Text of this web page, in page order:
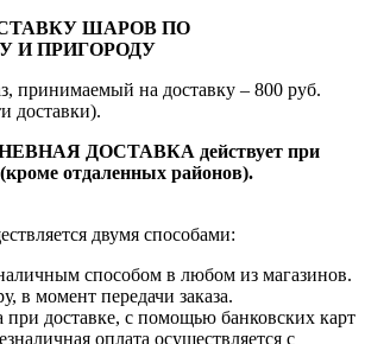
ШАРОВ ПО
И ПРИГОРОДУ
принимаемый на доставку – 800 руб.
доставки).
ДОСТАВКА действует при
(кроме отдаленных районов).
двумя способами:
способом в любом из магазинов.
в момент передачи заказа.
при доставке, с помощью банковских карт
оплата осуществляется с